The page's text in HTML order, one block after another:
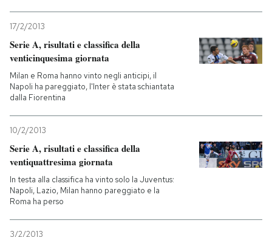
17/2/2013
Serie A, risultati e classifica della
venticinquesima giornata
Milan e Roma hanno vinto negli anticipi, il
Napoli ha pareggiato, l'Inter è stata schiantata
dalla Fiorentina
10/2/2013
Serie A, risultati e classifica della
ventiquattresima giornata
In testa alla classifica ha vinto solo la Juventus:
Napoli, Lazio, Milan hanno pareggiato e la
Roma ha perso
3/2/2013